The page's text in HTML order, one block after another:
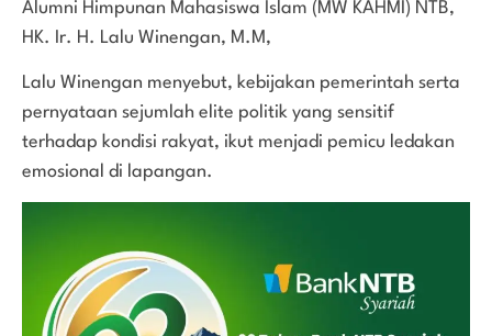
Alumni Himpunan Mahasiswa Islam (MW KAHMI) NTB,
HK. Ir. H. Lalu Winengan, M.M,
Lalu Winengan menyebut, kebijakan pemerintah serta
pernyataan sejumlah elite politik yang sensitif
terhadap kondisi rakyat, ikut menjadi pemicu ledakan
emosional di lapangan.